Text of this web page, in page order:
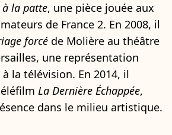
la patte, une pièce jouée aux
de France 2. En 2008, il
forcé de Molière au théâtre
une représentation
la télévision. En 2014, il
La Dernière Échappée,
dans le milieu artistique.